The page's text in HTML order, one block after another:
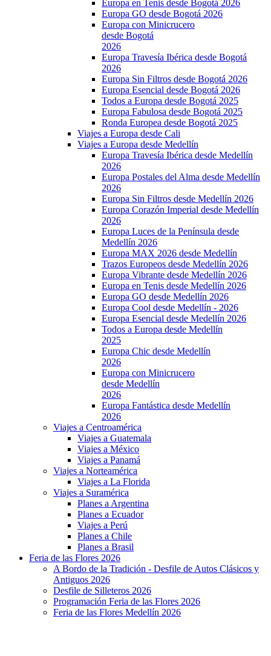
Europa en Tenis desde Bogotá 2026
Europa GO desde Bogotá 2026
Europa con Minicrucero
desde Bogotá
2026
Europa Travesía Ibérica desde Bogotá
2026
Europa Sin Filtros desde Bogotá 2026
Europa Esencial desde Bogotá 2026
Todos a Europa desde Bogotá 2025
Europa Fabulosa desde Bogotá 2025
Ronda Europea desde Bogotá 2025
Viajes a Europa desde Cali
Viajes a Europa desde Medellín
Europa Travesía Ibérica desde Medellín
2026
Europa Postales del Alma desde Medellín
2026
Europa Sin Filtros desde Medellín 2026
Europa Corazón Imperial desde Medellín
2026
Europa Luces de la Península desde
Medellín 2026
Europa MAX 2026 desde Medellín
Trazos Europeos desde Medellín 2026
Europa Vibrante desde Medellín 2026
Europa en Tenis desde Medellín 2026
Europa GO desde Medellín 2026
Europa Cool desde Medellín - 2026
Europa Esencial desde Medellín 2026
Todos a Europa desde Medellín
2025
Europa Chic desde Medellín
2026
Europa con Minicrucero
desde Medellín
2026
Europa Fantástica desde Medellín
2026
Viajes a Centroamérica
Viajes a Guatemala
Viajes a México
Viajes a Panamá
Viajes a Norteamérica
Viajes a La Florida
Viajes a Suramérica
Planes a Argentina
Planes a Ecuador
Viajes a Perú
Planes a Chile
Planes a Brasil
Feria de las Flores 2026
A Bordo de la Tradición - Desfile de Autos Clásicos y
Antiguos 2026
Desfile de Silleteros 2026
Programación Feria de las Flores 2026
Feria de las Flores Medellín 2026